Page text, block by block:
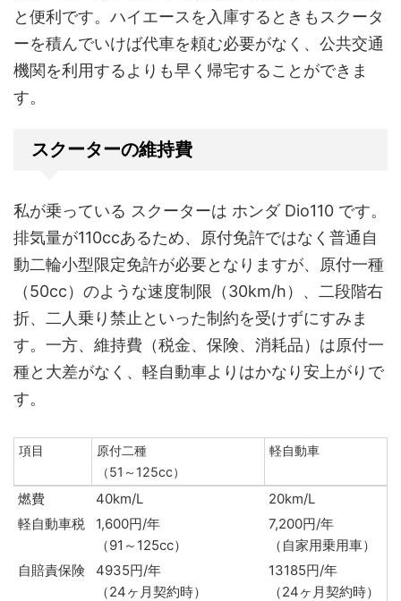
と便利です。ハイエースを入庫するときもスクータ
ーを積んでいけば代車を頼む必要がなく、公共交通
機関を利用するよりも早く帰宅することができま
す。
スクーターの維持費
私が乗っている スクーターは ホンダ Dio110 です。
排気量が110ccあるため、原付免許ではなく普通自
動二輪小型限定免許が必要となりますが、原付一種
（50cc）のような速度制限（30km/h）、二段階右
折、二人乗り禁止といった制約を受けずにすみま
す。一方、維持費（税金、保険、消耗品）は原付一
種と大差がなく、軽自動車よりはかなり安上がりで
す。
項目
原付二種
（51～125cc）
軽自動車
項目
原付二種
（51～125cc）
軽自動車
燃費 40km/L
20km/L
軽自動車税
1,600円/年
（91～125cc）
7,200円/年
（自家用乗用車）
自賠責保険
4935円/年
（24ヶ月契約時）
13185円/年
（24ヶ月契約時）